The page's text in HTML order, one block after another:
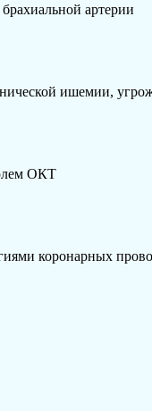
артерии
ишемии,
ОКТ
коронарных